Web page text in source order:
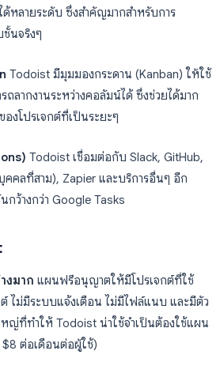
หลายระดับ ซึ่งสำคัญมากสำหรับการ
นจริงๆ
Todoist มีมุมมองกระดาน (Kanban) ให้ใช้
ลากงานระหว่างคอลัมน์ได้ ซึ่งช่วยได้มาก
งโปรเจกต์ที่เป็นระยะๆ
Todoist เชื่อมต่อกับ Slack, GitHub,
คลที่สาม), Zapier และบริการอื่นๆ อีก
กว้างกว่า Google Tasks
งมาก แผนฟรีอนุญาตให้มีโปรเจกต์ที่ใช้
ไม่มีระบบแจ้งเตือน ไม่มีไฟล์แนบ และมีตัว
ญ่ที่ทำให้ Todoist น่าใช้จำเป็นต้องใช้แผน
ต่อเดือนต่อผู้ใช้)